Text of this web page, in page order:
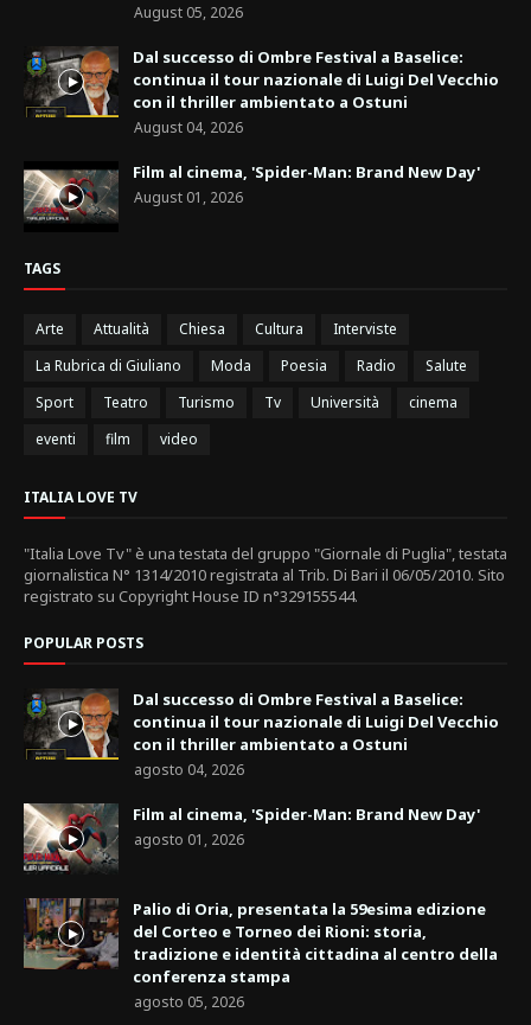
August 05, 2026
Dal successo di Ombre Festival a Baselice:
continua il tour nazionale di Luigi Del Vecchio
con il thriller ambientato a Ostuni
August 04, 2026
Film al cinema, 'Spider-Man: Brand New Day'
August 01, 2026
TAGS
Arte Attualità Chiesa Cultura
Interviste
La Rubrica di Giuliano
Moda Poesia Radio
Salute
Sport
Teatro Turismo Tv Università
cinema
eventi
film video
ITALIA LOVE TV
"Italia Love Tv" è una testata del gruppo "Giornale di Puglia", testata
giornalistica N° 1314/2010 registrata al Trib. Di Bari il 06/05/2010. Sito
registrato su Copyright House ID n°329155544.
POPULAR POSTS
Dal successo di Ombre Festival a Baselice:
continua il tour nazionale di Luigi Del Vecchio
con il thriller ambientato a Ostuni
agosto 04, 2026
Film al cinema, 'Spider-Man: Brand New Day'
agosto 01, 2026
Palio di Oria, presentata la 59esima edizione
del Corteo e Torneo dei Rioni: storia,
tradizione e identità cittadina al centro della
conferenza stampa
agosto 05, 2026